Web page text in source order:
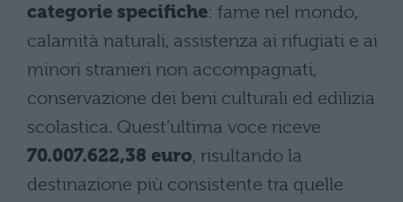
categorie specifiche: fame nel mondo,
calamità naturali, assistenza ai rifugiati e ai
minori stranieri non accompagnati,
conservazione dei beni culturali ed edilizia
scolastica. Quest’ultima voce riceve
70.007.622,38 euro, risultando la
destinazione più consistente tra quelle